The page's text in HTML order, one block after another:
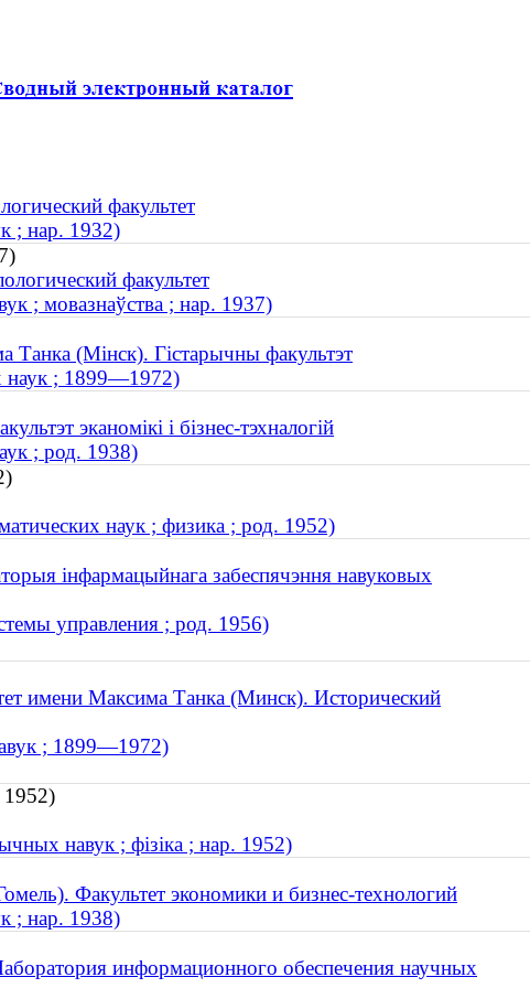
факультет
; нар. 1932)
факультет
; мовазнаўства ; нар. 1937)
Танка (Мінск). Гістарычны факультэт
наук ; 1899—1972)
эканомікі і бізнес-тэхналогій
; род. 1938)
наук ; физика ; род. 1952)
інфармацыйнага забеспячэння навуковых
управления ; род. 1956)
имени Максима Танка (Минск). Исторический
; 1899—1972)
1952)
навук ; фізіка ; нар. 1952)
Факультет экономики и бизнес-технологий
; нар. 1938)
информационного обеспечения научных